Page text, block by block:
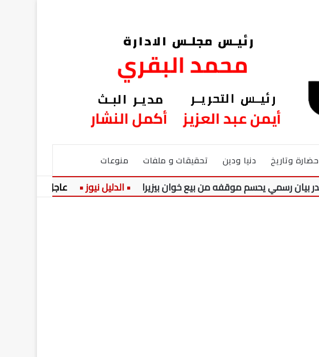
حضارة وتاريخ دنيا ودين تحقيقات و ملفات منوعات
رسمي يحسم موقفه من بيع خوان بيزيرا عاجل: